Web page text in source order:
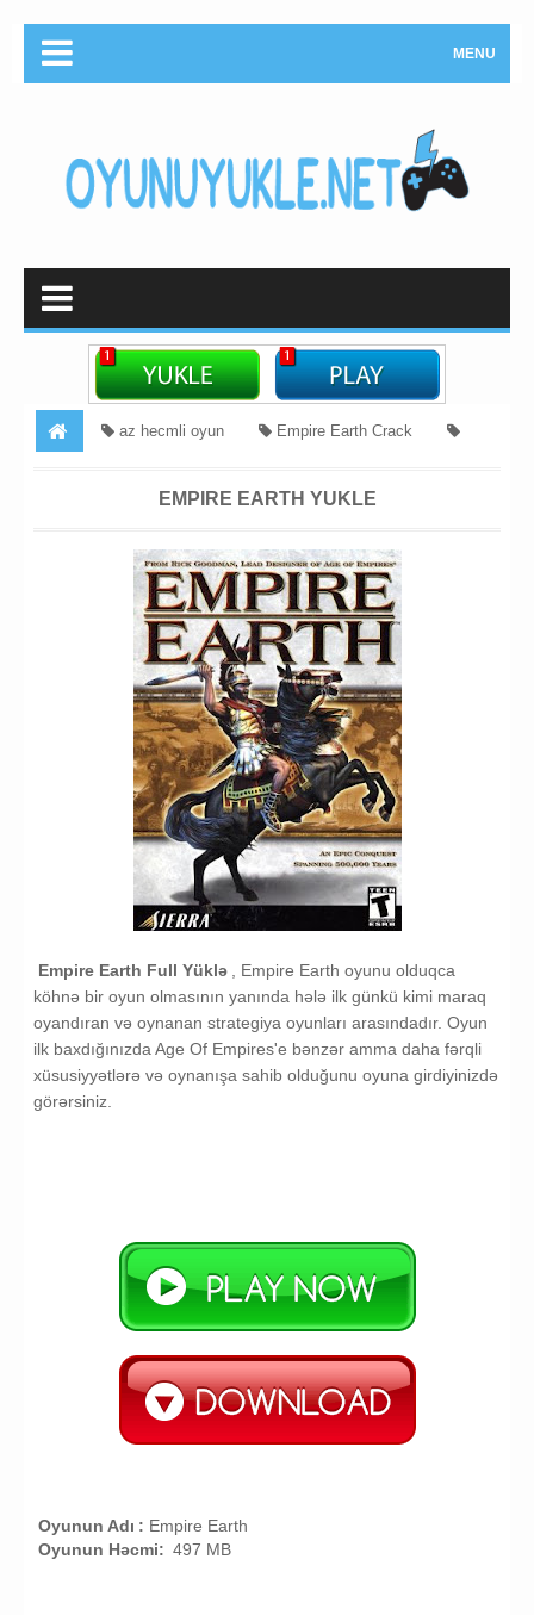
MENU
az hecmli oyun Empire Earth Crack
EMPIRE EARTH YUKLE
Empire Earth Full Yüklə , Empire Earth oyunu olduqca
köhnə bir oyun olmasının yanında hələ ilk günkü kimi maraq
oyandıran və oynanan strategiya oyunları arasındadır. Oyun
ilk baxdığınızda Age Of Empires'e bənzər amma daha fərqli
xüsusiyyətlərə və oynanışa sahib olduğunu oyuna girdiyinizdə
görərsiniz.
Oyunun Adı : Empire Earth
Oyunun Həcmi: 497 MB